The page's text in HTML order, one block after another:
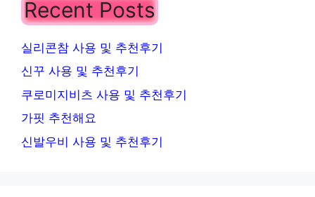
Recent Posts
실리콘참 사용 및 추천후기
신꾸 사용 및 추천후기
쿠로미지비츠 사용 및 추천후기
가핏 추천해요
신발우비 사용 및 추천후기